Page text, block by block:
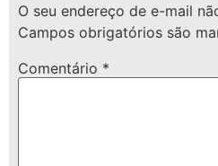
O seu endereço de e-mail
Campos obrigatórios são
Comentário *